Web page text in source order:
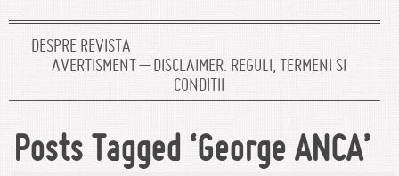
DESPRE REVISTA
AVERTISMENT – DISCLAIMER. REGULI, TERMENI SI
CONDITII
Posts Tagged ‘George ANCA’